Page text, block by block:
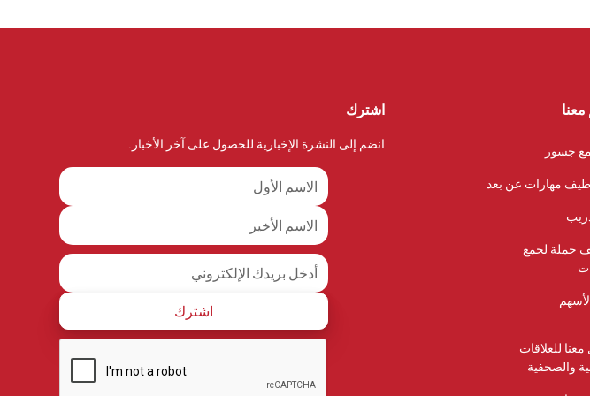
جسور
مهارات عن بعد
حملة لجمع
للعلاقات
والصحفية
اشترك
انضم إلى النشرة الإخبارية للحصول على آخر الأخبار.